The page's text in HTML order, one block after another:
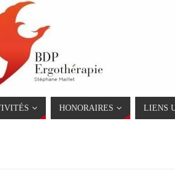
HONORAIRES LIENS